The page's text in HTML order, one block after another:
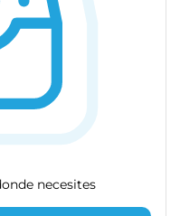
necesites